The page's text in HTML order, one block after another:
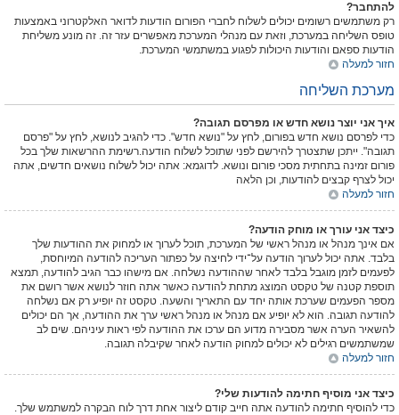
להתחבר?
רק משתמשים רשומים יכולים לשלוח לחברי הפורום הודעות לדואר האלקטרוני באמצעות
טופס השליחה במערכת, וזאת עם מנהלי המערכת מאפשרים עזר זה. זה מונע משליחת
הודעות ספאם והודעות היכולות לפגוע במשתמשי המערכת.
חזור למעלה
מערכת השליחה
איך אני יוצר נושא חדש או מפרסם תגובה?
כדי לפרסם נושא חדש בפורום, לחץ על "נושא חדש". כדי להגיב לנושא, לחץ על "פרסם
תגובה". ייתכן שתצטרך להירשם לפני שתוכל לשלוח הודעה.רשימת ההרשאות שלך בכל
פורום זמינה בתחתית מסכי פורום ונושא. לדוגמא: אתה יכול לשלוח נושאים חדשים, אתה
יכול לצרף קבצים להודעות, וכן הלאה
חזור למעלה
כיצד אני עורך או מוחק הודעה?
אם אינך מנהל או מנהל ראשי של המערכת, תוכל לערוך או למחוק את ההודעות שלך
בלבד. אתה יכול לערוך הודעה על־ידי לחיצה על כפתור העריכה להודעה המיוחסת,
לפעמים לזמן מוגבל בלבד לאחר שההודעה נשלחה. אם מישהו כבר הגיב להודעה, תמצא
תוספת קטנה של טקסט המוצג מתחת להודעה כאשר אתה חוזר לנושא אשר רושם את
מספר הפעמים שערכת אותה יחד עם התאריך והשעה. טקסט זה יופיע רק אם נשלחה
להודעה תגובה. הוא לא יופיע אם מנהל או מנהל ראשי ערך את ההודעה, אך הם יכולים
להשאיר הערה אשר מסבירה מדוע הם ערכו את ההודעה לפי ראות עיניהם. שים לב
שמשתמשים רגילים לא יכולים למחוק הודעה לאחר שקיבלה תגובה.
חזור למעלה
כיצד אני מוסיף חתימה להודעות שלי?
כדי להוסיף חתימה להודעה אתה חייב קודם ליצור אחת דרך לוח הבקרה למשתמש שלך.